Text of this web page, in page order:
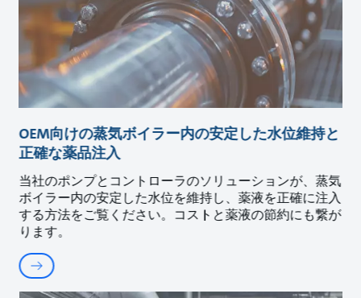
OEM向けの蒸気ボイラー内の安定した水位維持と
正確な薬品注入
当社のポンプとコントローラのソリューションが、蒸気
ボイラー内の安定した水位を維持し、薬液を正確に注入
する方法をご覧ください。コストと薬液の節約にも繋が
ります。